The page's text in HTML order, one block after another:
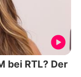
bei RTL? Der